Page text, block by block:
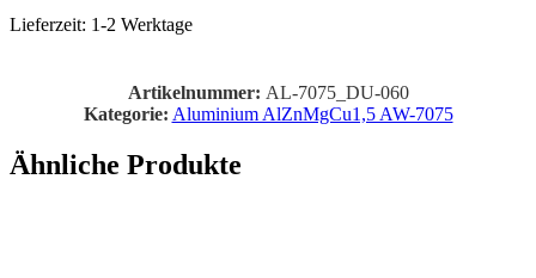
Lieferzeit: 1-2 Werktage
Artikelnummer: AL-7075_DU-060
Kategorie: Aluminium AlZnMgCu1,5 AW-7075
Ähnliche Produkte